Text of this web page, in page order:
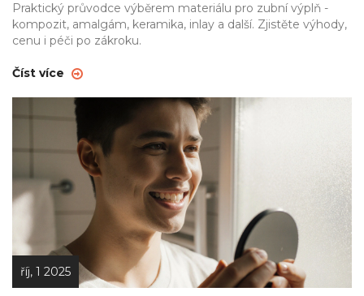
Praktický průvodce výběrem materiálu pro zubní výplň -
kompozit, amalgám, keramika, inlay a další. Zjistěte výhody,
cenu i péči po zákroku.
Číst více
říj, 1 2025